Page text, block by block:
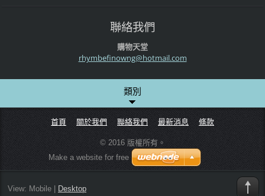
聯絡我們
購物天堂
rhymbefinowng@hotmail.com
類別
首頁 關於我們 聯絡我們 最新消息 條款
© 2016 版權所有。
Make a website for free
View: Mobile| Desktop